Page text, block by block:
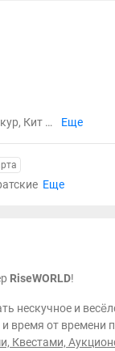
Пиратские, Выживание, Паркур, Кит старт, Авто-шахта, Магазины, Кейсы, PVP, Сплиф, Кланы, Питомцы, Без доната, Прятки Еще
Еще
RiseWORLD!
нескучное и
и время от
Квестами,